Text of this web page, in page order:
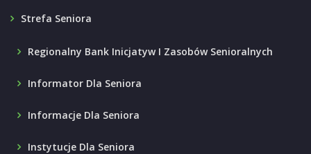
Strefa Seniora
Regionalny Bank Inicjatyw I Zasobów Senioralnych
Informator Dla Seniora
Informacje Dla Seniora
Instytucje Dla Seniora